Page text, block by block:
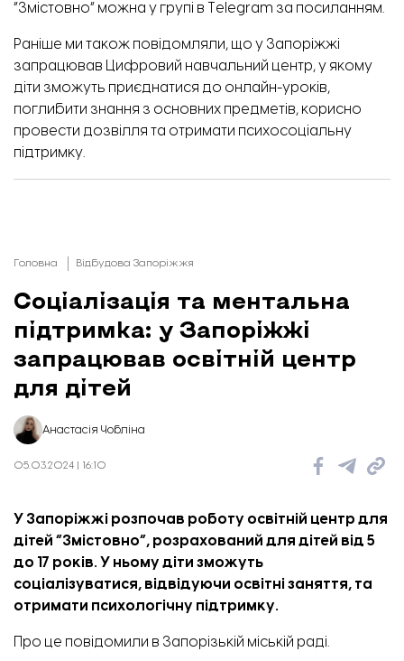
“Змістовно” можна у групі в Telegram за посиланням.
Раніше ми також повідомляли, що у Запоріжжі
запрацював Цифровий навчальний центр, у якому
діти зможуть приєднатися до онлайн-уроків,
поглибити знання з основних предметів, корисно
провести дозвілля та отримати психосоціальну
підтримку.
Головна Відбудова Запоріжжя
Соціалізація та ментальна
підтримка: у Запоріжжі
запрацював освітній центр
для дітей
Анастасія Чобліна
05.03.2024 | 16:10
У Запоріжжі розпочав роботу освітній центр для
дітей “Змістовно”, розрахований для дітей від 5
до 17 років. У ньому діти зможуть
соціалізуватися, відвідуючи освітні заняття, та
отримати психологічну підтримку.
Про це повідомили в Запорізькій міській раді.